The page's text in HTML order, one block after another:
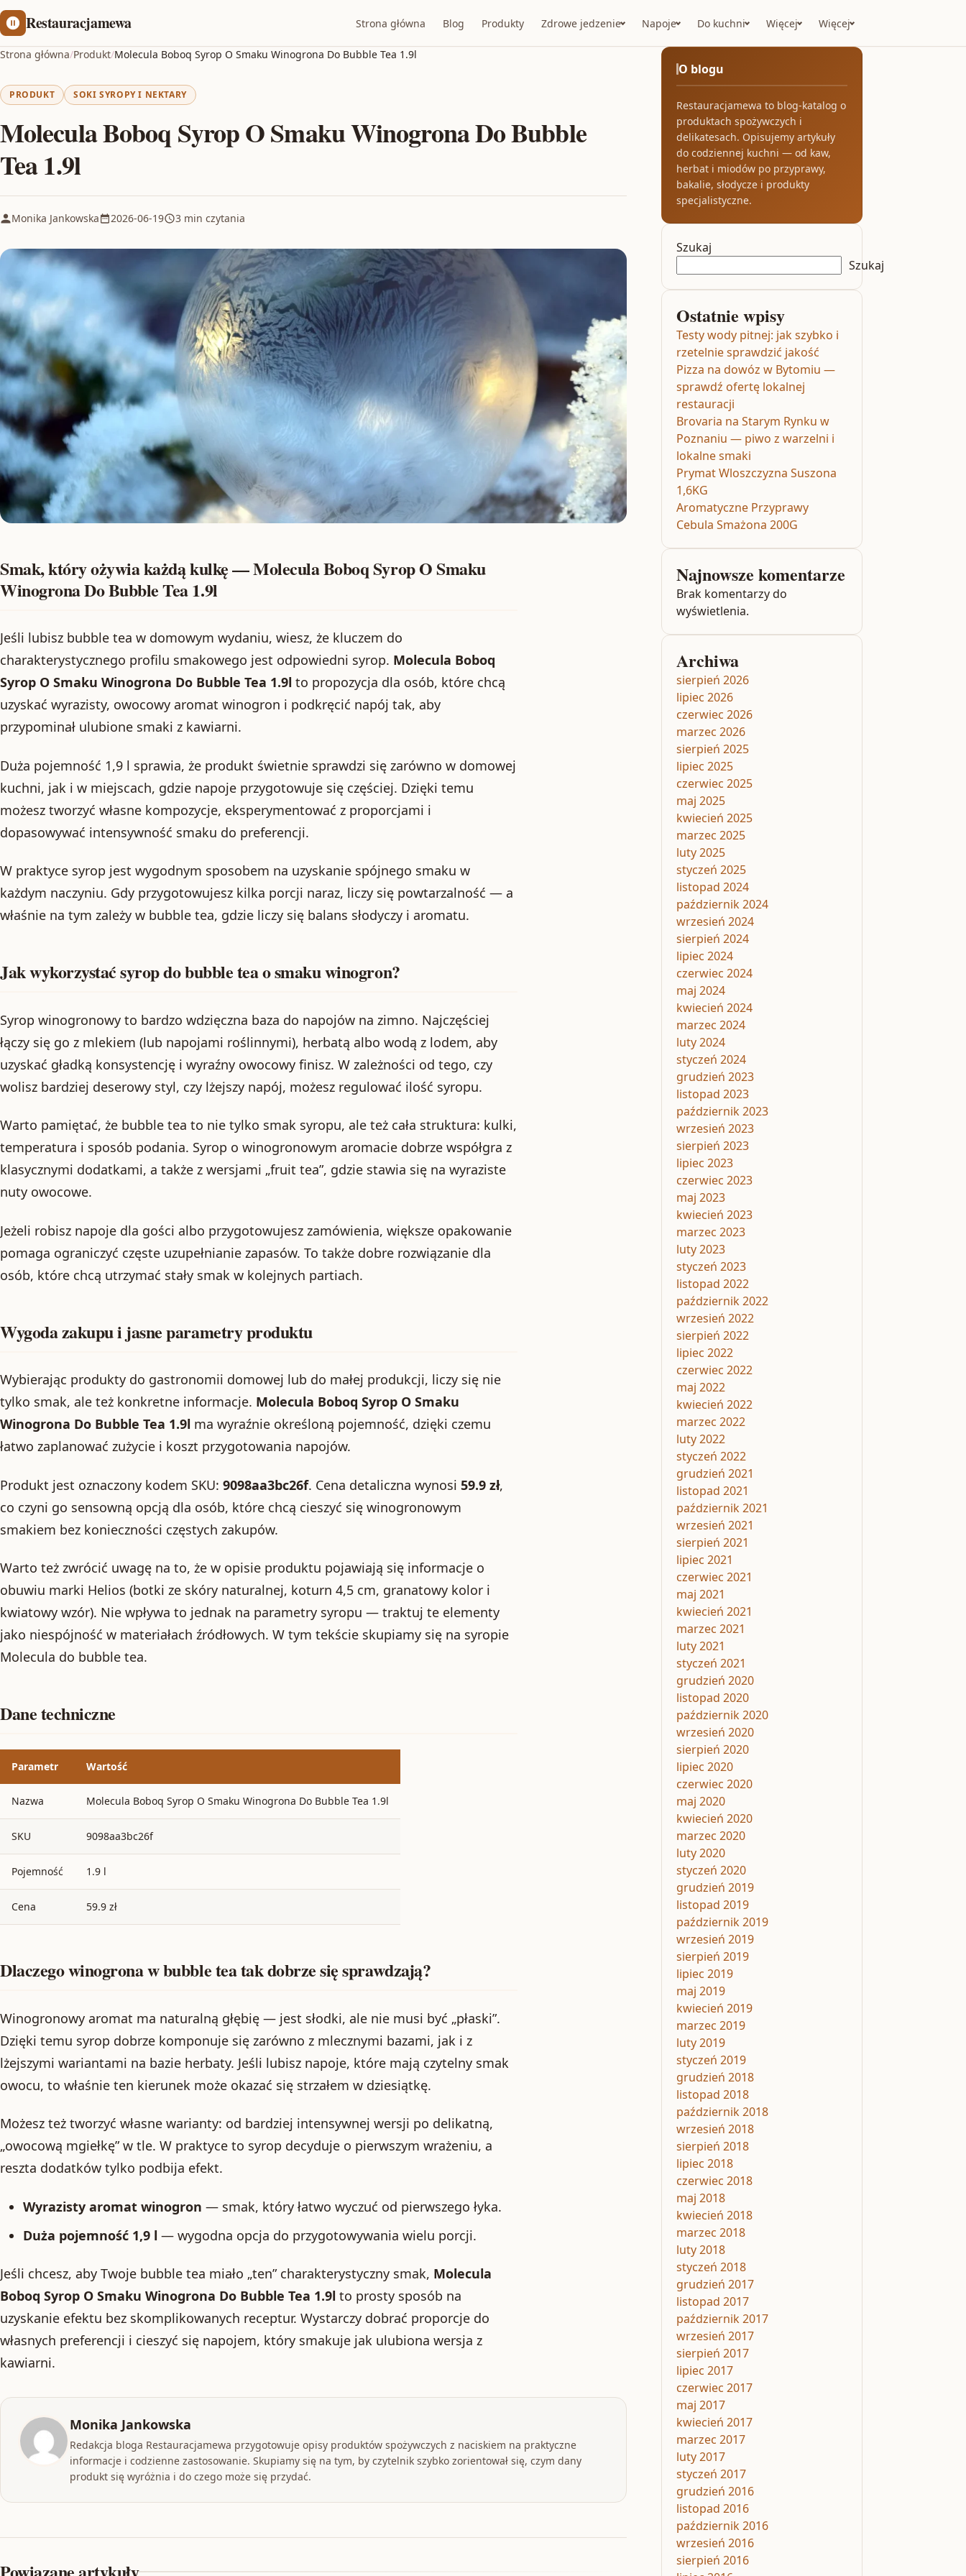
Restauracjamewa Strona główna Blog Produkty Zdrowe jedzenie Napoje Do kuchni Więcej Więcej
Strona główna/Produkt/Molecula Boboq Syrop O Smaku Winogrona Do Bubble Tea 1.9l
PRODUKT SOKI SYROPY I NEKTARY
Molecula Boboq Syrop O Smaku Winogrona Do Bubble
Tea 1.9l
Monika Jankowska 2026-06-19 3 min czytania
Smak, który ożywia każdą kulkę — Molecula Boboq Syrop O Smaku
Winogrona Do Bubble Tea 1.9l
Jeśli lubisz bubble tea w domowym wydaniu, wiesz, że kluczem do
charakterystycznego profilu smakowego jest odpowiedni syrop. Molecula Boboq
Syrop O Smaku Winogrona Do Bubble Tea 1.9l to propozycja dla osób, które chcą
uzyskać wyrazisty, owocowy aromat winogron i podkręcić napój tak, aby
przypominał ulubione smaki z kawiarni.
Duża pojemność 1,9 l sprawia, że produkt świetnie sprawdzi się zarówno w domowej
kuchni, jak i w miejscach, gdzie napoje przygotowuje się częściej. Dzięki temu
możesz tworzyć własne kompozycje, eksperymentować z proporcjami i
dopasowywać intensywność smaku do preferencji.
W praktyce syrop jest wygodnym sposobem na uzyskanie spójnego smaku w
każdym naczyniu. Gdy przygotowujesz kilka porcji naraz, liczy się powtarzalność — a
właśnie na tym zależy w bubble tea, gdzie liczy się balans słodyczy i aromatu.
Jak wykorzystać syrop do bubble tea o smaku winogron?
Syrop winogronowy to bardzo wdzięczna baza do napojów na zimno. Najczęściej
łączy się go z mlekiem (lub napojami roślinnymi), herbatą albo wodą z lodem, aby
uzyskać gładką konsystencję i wyraźny owocowy finisz. W zależności od tego, czy
wolisz bardziej deserowy styl, czy lżejszy napój, możesz regulować ilość syropu.
Warto pamiętać, że bubble tea to nie tylko smak syropu, ale też cała struktura: kulki,
temperatura i sposób podania. Syrop o winogronowym aromacie dobrze współgra z
klasycznymi dodatkami, a także z wersjami „fruit tea”, gdzie stawia się na wyraziste
nuty owocowe.
Jeżeli robisz napoje dla gości albo przygotowujesz zamówienia, większe opakowanie
pomaga ograniczyć częste uzupełnianie zapasów. To także dobre rozwiązanie dla
osób, które chcą utrzymać stały smak w kolejnych partiach.
Wygoda zakupu i jasne parametry produktu
Wybierając produkty do gastronomii domowej lub do małej produkcji, liczy się nie
tylko smak, ale też konkretne informacje. Molecula Boboq Syrop O Smaku
Winogrona Do Bubble Tea 1.9l ma wyraźnie określoną pojemność, dzięki czemu
łatwo zaplanować zużycie i koszt przygotowania napojów.
Produkt jest oznaczony kodem SKU: 9098aa3bc26f. Cena detaliczna wynosi 59.9 zł,
co czyni go sensowną opcją dla osób, które chcą cieszyć się winogronowym
smakiem bez konieczności częstych zakupów.
Warto też zwrócić uwagę na to, że w opisie produktu pojawiają się informacje o
obuwiu marki Helios (botki ze skóry naturalnej, koturn 4,5 cm, granatowy kolor i
kwiatowy wzór). Nie wpływa to jednak na parametry syropu — traktuj te elementy
jako niespójność w materiałach źródłowych. W tym tekście skupiamy się na syropie
Molecula do bubble tea.
Dane techniczne
Parametr Wartość
Nazwa Molecula Boboq Syrop O Smaku Winogrona Do Bubble Tea 1.9l
SKU 9098aa3bc26f
Pojemność 1.9 l
Cena 59.9 zł
Dlaczego winogrona w bubble tea tak dobrze się sprawdzają?
Winogronowy aromat ma naturalną głębię — jest słodki, ale nie musi być „płaski”.
Dzięki temu syrop dobrze komponuje się zarówno z mlecznymi bazami, jak i z
lżejszymi wariantami na bazie herbaty. Jeśli lubisz napoje, które mają czytelny smak
owocu, to właśnie ten kierunek może okazać się strzałem w dziesiątkę.
Możesz też tworzyć własne warianty: od bardziej intensywnej wersji po delikatną,
„owocową mgiełkę” w tle. W praktyce to syrop decyduje o pierwszym wrażeniu, a
reszta dodatków tylko podbija efekt.
Wyrazisty aromat winogron — smak, który łatwo wyczuć od pierwszego łyka.
Duża pojemność 1,9 l — wygodna opcja do przygotowywania wielu porcji.
Jeśli chcesz, aby Twoje bubble tea miało „ten” charakterystyczny smak, Molecula
Boboq Syrop O Smaku Winogrona Do Bubble Tea 1.9l to prosty sposób na
uzyskanie efektu bez skomplikowanych receptur. Wystarczy dobrać proporcje do
własnych preferencji i cieszyć się napojem, który smakuje jak ulubiona wersja z
kawiarni.
Monika Jankowska
Redakcja bloga Restauracjamewa przygotowuje opisy produktów spożywczych z naciskiem na praktyczne
informacje i codzienne zastosowanie. Skupiamy się na tym, by czytelnik szybko zorientował się, czym dany
produkt się wyróżnia i do czego może się przydać.
O blogu
Restauracjamewa to blog-katalog o
produktach spożywczych i
delikatesach. Opisujemy artykuły
do codziennej kuchni — od kaw,
herbat i miodów po przyprawy,
bakalie, słodycze i produkty
specjalistyczne.
Szukaj
Szukaj
Ostatnie wpisy
Testy wody pitnej: jak szybko i
rzetelnie sprawdzić jakość
Pizza na dowóz w Bytomiu —
sprawdź ofertę lokalnej
restauracji
Brovaria na Starym Rynku w
Poznaniu — piwo z warzelni i
lokalne smaki
Prymat Wloszczyzna Suszona
1,6KG
Aromatyczne Przyprawy
Cebula Smażona 200G
Najnowsze komentarze
Brak komentarzy do
wyświetlenia.
Archiwa
sierpień 2026
lipiec 2026
czerwiec 2026
marzec 2026
sierpień 2025
lipiec 2025
czerwiec 2025
maj 2025
kwiecień 2025
marzec 2025
luty 2025
styczeń 2025
listopad 2024
październik 2024
wrzesień 2024
sierpień 2024
lipiec 2024
czerwiec 2024
maj 2024
kwiecień 2024
marzec 2024
luty 2024
styczeń 2024
grudzień 2023
listopad 2023
październik 2023
wrzesień 2023
sierpień 2023
lipiec 2023
czerwiec 2023
maj 2023
kwiecień 2023
marzec 2023
luty 2023
styczeń 2023
listopad 2022
październik 2022
wrzesień 2022
sierpień 2022
lipiec 2022
czerwiec 2022
maj 2022
kwiecień 2022
marzec 2022
luty 2022
styczeń 2022
grudzień 2021
listopad 2021
październik 2021
wrzesień 2021
sierpień 2021
lipiec 2021
czerwiec 2021
maj 2021
kwiecień 2021
marzec 2021
luty 2021
styczeń 2021
grudzień 2020
listopad 2020
październik 2020
wrzesień 2020
sierpień 2020
lipiec 2020
czerwiec 2020
maj 2020
kwiecień 2020
marzec 2020
luty 2020
styczeń 2020
grudzień 2019
listopad 2019
październik 2019
wrzesień 2019
sierpień 2019
lipiec 2019
maj 2019
kwiecień 2019
marzec 2019
luty 2019
styczeń 2019
grudzień 2018
listopad 2018
październik 2018
wrzesień 2018
sierpień 2018
lipiec 2018
czerwiec 2018
maj 2018
kwiecień 2018
marzec 2018
luty 2018
styczeń 2018
grudzień 2017
listopad 2017
październik 2017
wrzesień 2017
sierpień 2017
lipiec 2017
czerwiec 2017
maj 2017
kwiecień 2017
marzec 2017
luty 2017
styczeń 2017
grudzień 2016
listopad 2016
październik 2016
wrzesień 2016
sierpień 2016